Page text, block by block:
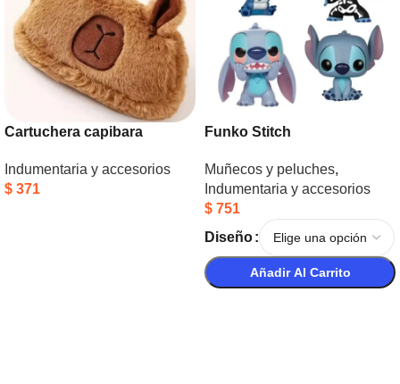
Cartuchera capibara
Indumentaria y accesorios
$ 371
Funko Stitch
Muñecos y peluches,
Indumentaria y accesorios
$ 751
Diseño
Añadir Al Carrito